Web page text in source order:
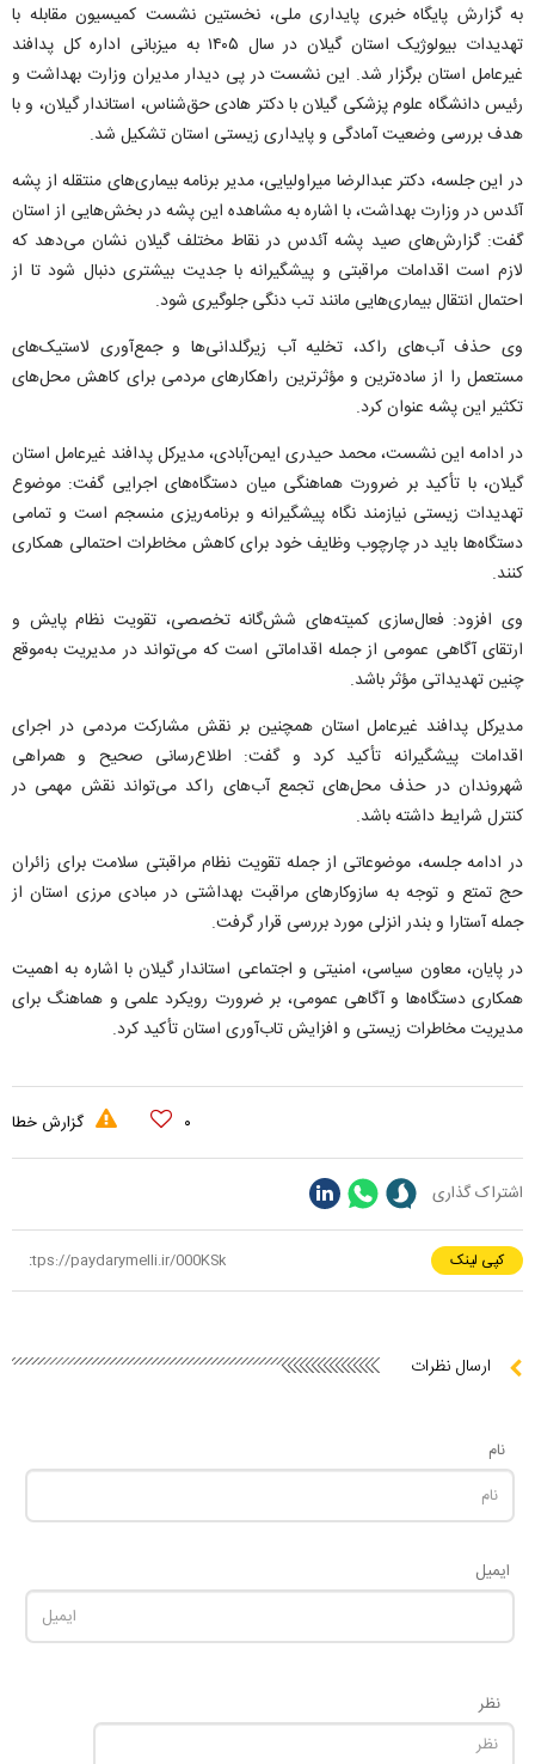
به گزارش پایگاه خبری پایداری ملی، نخستین نشست کمیسیون مقابله با
تهدیدات بیولوژیک استان گیلان در سال ۱۴۰۵ به میزبانی اداره کل پدافند
غیرعامل استان برگزار شد. این نشست در پی دیدار مدیران وزارت بهداشت و
رئیس دانشگاه علوم پزشکی گیلان با دکتر هادی حق‌شناس، استاندار گیلان، و با
هدف بررسی وضعیت آمادگی و پایداری زیستی استان تشکیل شد.
در این جلسه، دکتر عبدالرضا میراولیایی، مدیر برنامه بیماری‌های منتقله از پشه
آئدس در وزارت بهداشت، با اشاره به مشاهده این پشه در بخش‌هایی از استان
گفت: گزارش‌های صید پشه آئدس در نقاط مختلف گیلان نشان می‌دهد که
لازم است اقدامات مراقبتی و پیشگیرانه با جدیت بیشتری دنبال شود تا از
احتمال انتقال بیماری‌هایی مانند تب دنگی جلوگیری شود.
وی حذف آب‌های راکد، تخلیه آب زیرگلدانی‌ها و جمع‌آوری لاستیک‌های
مستعمل را از ساده‌ترین و مؤثرترین راهکار‌های مردمی برای کاهش محل‌های
تکثیر این پشه عنوان کرد.
در ادامه این نشست، محمد حیدری ایمن‌آبادی، مدیرکل پدافند غیرعامل استان
گیلان، با تأکید بر ضرورت هماهنگی میان دستگاه‌های اجرایی گفت: موضوع
تهدیدات زیستی نیازمند نگاه پیشگیرانه و برنامه‌ریزی منسجم است و تمامی
دستگاه‌ها باید در چارچوب وظایف خود برای کاهش مخاطرات احتمالی همکاری
کنند.
وی افزود: فعال‌سازی کمیته‌های شش‌گانه تخصصی، تقویت نظام پایش و
ارتقای آگاهی عمومی از جمله اقداماتی است که می‌تواند در مدیریت به‌موقع
چنین تهدیداتی مؤثر باشد.
مدیرکل پدافند غیرعامل استان همچنین بر نقش مشارکت مردمی در اجرای
اقدامات پیشگیرانه تأکید کرد و گفت: اطلاع‌رسانی صحیح و همراهی
شهروندان در حذف محل‌های تجمع آب‌های راکد می‌تواند نقش مهمی در
کنترل شرایط داشته باشد.
در ادامه جلسه، موضوعاتی از جمله تقویت نظام مراقبتی سلامت برای زائران
حج تمتع و توجه به سازوکار‌های مراقبت بهداشتی در مبادی مرزی استان از
جمله آستارا و بندر انزلی مورد بررسی قرار گرفت.
در پایان، معاون سیاسی، امنیتی و اجتماعی استاندار گیلان با اشاره به اهمیت
همکاری دستگاه‌ها و آگاهی عمومی، بر ضرورت رویکرد علمی و هماهنگ برای
مدیریت مخاطرات زیستی و افزایش تاب‌آوری استان تأکید کرد.
۰ گزارش خطا
اشتراک گذاری
کپی لینک
ارسال نظرات
نام
ایمیل
نظر